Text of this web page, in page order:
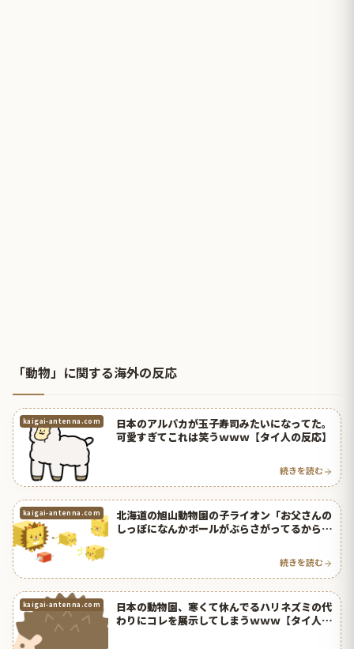
「動物」に関する海外の反応
kaigai-antenna.com
日本のアルパカが玉子寿司みたいになってた。
可愛すぎてこれは笑うｗｗｗ【タイ人の反応】
続きを読む
kaigai-antenna.com
北海道の旭山動物園の子ライオン「お父さんの
しっぽになんかボールがぶらさがってるから嚙
続きを読む
kaigai-antenna.com
日本の動物園、寒くて休んでるハリネズミの代
わりにコレを展示してしまうｗｗｗ【タイ人の